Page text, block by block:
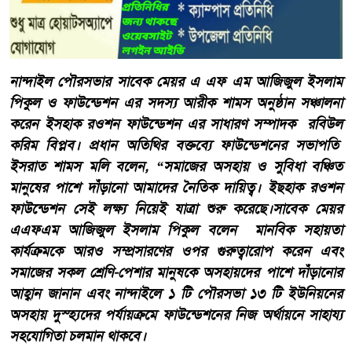
নান্দাইল পৌরসভার সাবেক মেয়র এ এফ এম আজিজুল ইসলাম
পিকুল ও ফাউন্ডেশন এর সদস্য আরীক শামস অনুষ্ঠান সঞ্চালনা
করেন ইসহাক রওশন ফাউন্ডেশন এর সাধারণ সম্পাদক রবিউল
করিম বিপ্লব। প্রধান অতিথির বক্তব্যে ফাউন্ডেশনের সভাপতি
ইসরাত শামস মলি বলেন, “সমাজের অসহায় ও সুবিধা বঞ্চিত
মানুষের পাশে দাঁড়ানো আমাদের নৈতিক দায়িত্ব। ইছহাক রওশন
ফাউন্ডেশন সেই লক্ষ্য নিয়েই যাত্রা শুরু করেছে।সাবেক মেয়র
এএফএম আজিজুল ইসলাম পিকুল বলেন মানবিক সহায়তা
কার্যক্রমকে আরও সম্প্রসারণের ওপর গুরুত্বারোপ করেন এবং
সমাজের সকল শ্রেণি-পেশার মানুষকে অসহায়দের পাশে দাঁড়ানোর
আহ্বান জানান এবং নান্দাইলে ১ টি পৌরসভা ১৩ টি ইউনিয়নের
অসহায় দুস্হ্যদের পর্যায়ক্রমে ফাউন্ডেশনের নিজ অর্থায়নে সাহায্য
সহযোগিতা চলমান থাকবে।